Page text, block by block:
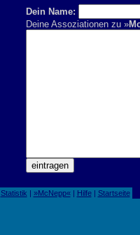
Dein Name:
Deine Assoziationen zu »
Statistik | »McNepp«| Hilfe| Startseite